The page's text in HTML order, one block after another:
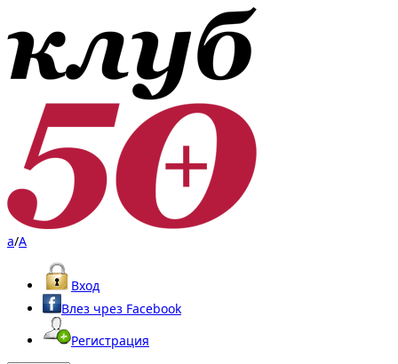
a/A
Вход
Влез чрез Facebook
Регистрация